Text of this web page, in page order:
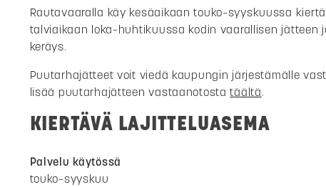
Rautavaaralla käy kesäaikaan touko–syyskuussa
talviaikaan loka–huhtikuussa kodin vaarallisen jätteen
keräys.
Puutarhajätteet voit viedä kaupungin järjestämälle
lisää puutarhajätteen vastaanotostatäältä.
KIERTÄVÄ LAJITTELUASEMA
Palvelu käytössä
touko–syyskuu